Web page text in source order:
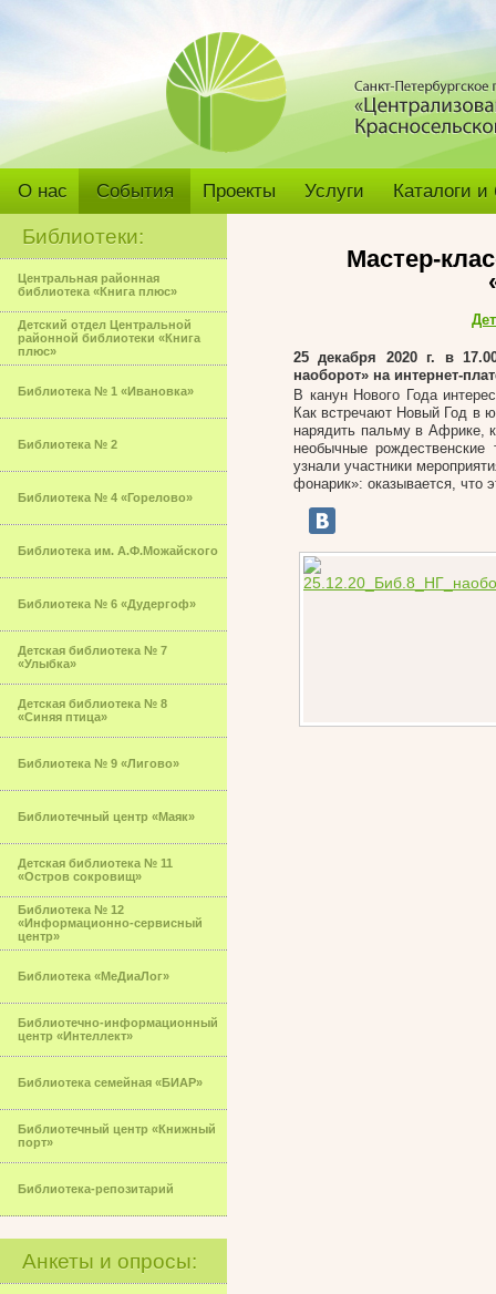
О нас События Проекты Услуги Каталоги
Библиотеки:
Центральная районная
библиотека «Книга плюс»
Детский отдел Центральной
районной библиотеки «Книга
плюс»
Библиотека № 1 «Ивановка»
Библиотека № 2
Библиотека № 4 «Горелово»
Библиотека им. А.Ф.Можайского
Библиотека № 6 «Дудергоф»
Детская библиотека № 7
«Улыбка»
Детская библиотека № 8
«Синяя птица»
Библиотека № 9 «Лигово»
Библиотечный центр «Маяк»
Детская библиотека № 11
«Остров сокровищ»
Библиотека № 12
«Информационно-сервисный
центр»
Библиотека «МеДиаЛог»
Библиотечно-информационный
центр «Интеллект»
Библиотека семейная «БИАР»
Библиотечный центр «Книжный
порт»
Библиотека-репозитарий
Анкеты и опросы:
Мастер-
25 декабря 2020 г. в
наоборот» на интернет-
В канун Нового Года
Как встречают Новый Год в
нарядить пальму в Африке,
необычные
узнали участники
фонарик»: оказывается, что